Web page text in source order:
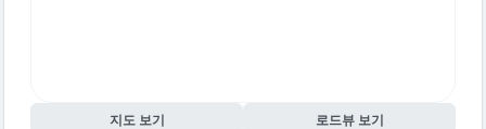
지도 보기 로드뷰 보기